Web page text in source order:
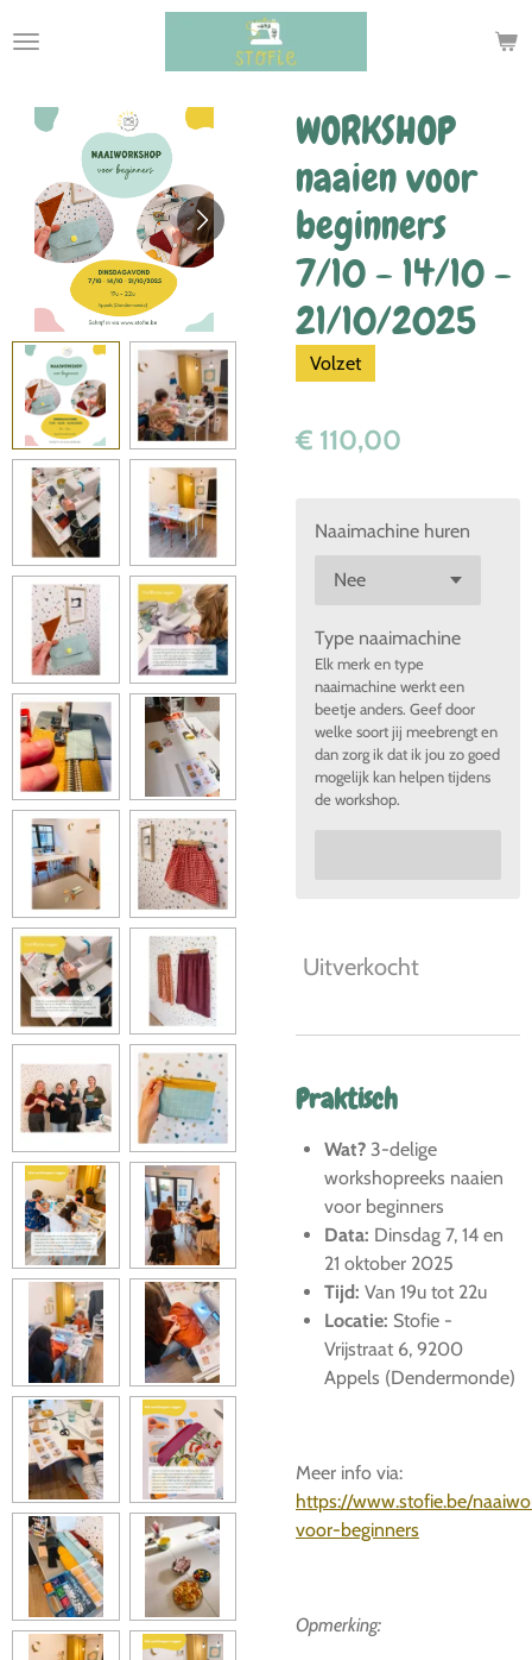
direct
hoofdinhoud
WORKSHOP
naaien voor
beginners
7/10 - 14/10 -
21/10/2025
Volzet
€ 110,00
Naaimachine huren
Type naaimachine
Elk merk en type
naaimachine werkt een
beetje anders. Geef door
welke soort jij meebrengt en
dan zorg ik dat ik jou zo goed
mogelijk kan helpen tijdens
de workshop.
Uitverkocht
Praktisch
Wat? 3-delige
workshopreeks naaien
voor beginners
Data: Dinsdag 7, 14 en
21 oktober 2025
Tijd: Van 19u tot 22u
Locatie: Stofie -
Vrijstraat 6, 9200
Appels (Dendermonde)
Meer info via:
https://www.stofie.be/
voor-beginners
Opmerking: